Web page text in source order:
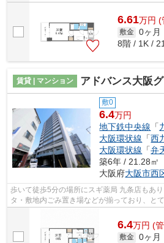
6.61万円 (
敷金 0ヶ月
8階 / 1K /
賃貸 | マンション アドバンス大阪
敷0
6.4万円
地下鉄中央線 「
大阪環状線 「西
大阪環状線 「弁
築6年 / 21.28㎡
大阪府大阪市西
歩いて徒歩5分の場所にスギ薬局 九条店もあ
タ・敷地内ごみ置き場などが揃っており、と
建ての物件。こちらの物件では初期費用...
6.4万円 (
敷金 0ヶ月